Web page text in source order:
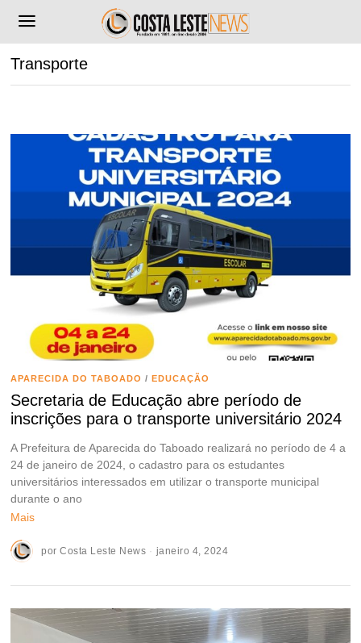
Transporte
APARECIDA DO TABOADO / EDUCAÇÃO
Secretaria de Educação abre período de
inscrições para o transporte universitário 2024
A Prefeitura de Aparecida do Taboado realizará no período de 4 a
24 de janeiro de 2024, o cadastro para os estudantes
universitários interessados em utilizar o transporte municipal
durante o ano
Mais
porCosta Leste News janeiro 4, 2024